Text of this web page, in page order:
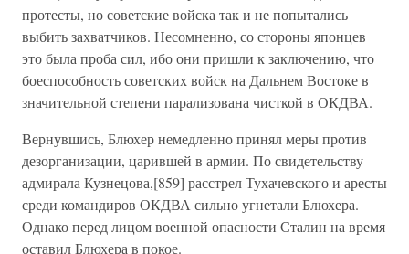
протесты, но советские войска так и не попытались
выбить захватчиков. Несомненно, со стороны японцев
это была проба сил, ибо они пришли к заключению, что
боеспособность советских войск на Дальнем Востоке в
значительной степени парализована чисткой в ОКДВА.
Вернувшись, Блюхер немедленно принял меры против
дезорганизации, царившей в армии. По свидетельству
адмирала Кузнецова,[859] расстрел Тухачевского и аресты
среди командиров ОКДВА сильно угнетали Блюхера.
Однако перед лицом военной опасности Сталин на время
оставил Блюхера в покое.